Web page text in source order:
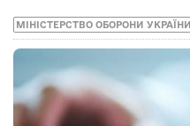
МІНІСТЕРСТВО ОБОРОНИ УКРАЇНИ